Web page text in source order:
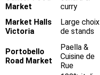
Market
curry
Market Halls
Victoria
Large choix
de stands
Portobello
Road Market
Paella &
Cuisine de
Rue